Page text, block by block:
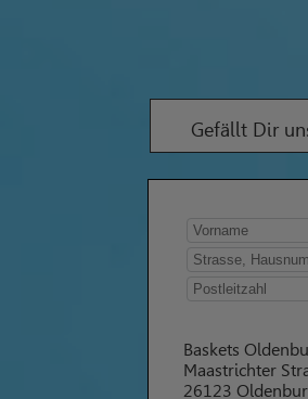
Gefällt Dir
Baskets
Maastrichter
26123